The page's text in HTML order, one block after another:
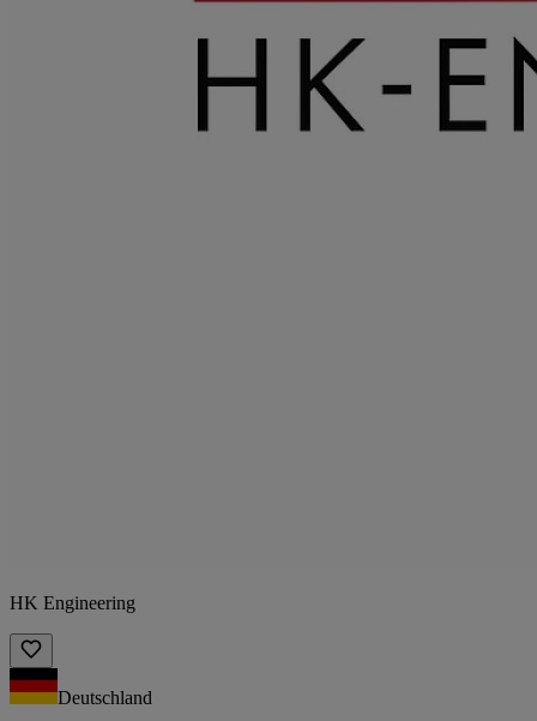
HK Engineering
Deutschland